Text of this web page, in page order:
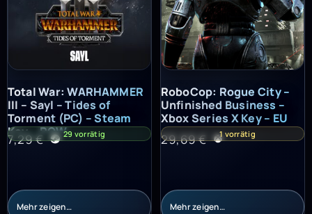
Total War: WARHAMMER III – Sayl – Tides of Torment (PC) –
Total War: WARHAMMER
III – Sayl – Tides of
Torment (PC) – Steam
Key – ROW
7,29€ 29 vorrätig
Mehr zeigen…
RoboCop: Rogue City –
RoboCop: Rogue City –
Unfinished Business –
Xbox Series X Key – EU
29,69€ 1 vorrätig
Mehr zeigen…